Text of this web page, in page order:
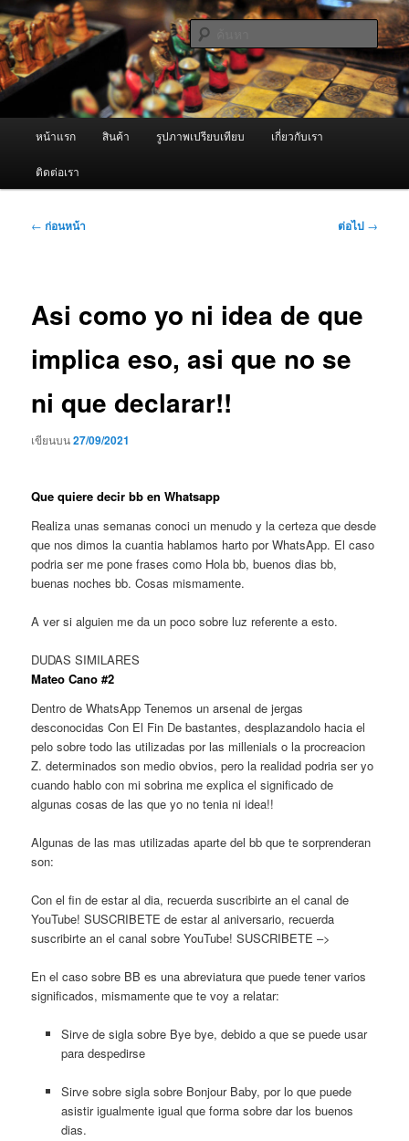
ข้าม
ไป
ยัง
เนื้อหา
หลัก ผู้นำเข้าเครื่องพ่นหมอกควัน Best
Fogger / Fogger One และ อะไหล่
จำหน่ายเครื่องพ่นหมอกควัน คุณภาพดี บริการด้วยความจริงใจ
ค้นหา
หน้าแรก สินค้า รูปภาพเปรียบเทียบ เกี่ยวกับเรา
ติดต่อเรา
เมนู
← ก่อนหน้า ต่อไป →
Asi­ como yo ni idea de que
implica eso, asi que no se
ni que declarar!!
เขียนบน27/09/2021
Que quiere decir bb en Whatsapp
Realiza unas semanas conoci un menudo y la certeza que desde
que nos dimos la cuanti­a hablamos harto por WhatsApp. El caso
podri­a ser me pone frases como Hola bb, buenos dias bb,
buenas noches bb. Cosas mismamente.
A ver si alguien me da un poco sobre luz referente a esto.
DUDAS SIMILARES
Mateo Cano #2
Dentro de WhatsApp Tenemos un arsenal de jergas
desconocidas Con El Fin De bastantes, desplazandolo hacia el
pelo sobre todo las utilizadas por las millenials o la procreacion
Z. determinados son medio obvios, pero la realidad podri­a ser yo
cuando hablo con mi sobrina me explica el significado de
algunas cosas de las que yo no tenia ni idea!!
Algunas de las mas utilizadas aparte del bb que te sorprenderan
son:
Con el fin de estar al dia, recuerda suscribirte an el canal de
YouTube! SUSCRIBETE de estar al aniversario, recuerda
suscribirte an el canal sobre YouTube! SUSCRIBETE –>
En el caso sobre BB es una abreviatura que puede tener varios
significados, mismamente que te voy a relatar:
Sirve de sigla sobre Bye bye, debido a que se puede usar
para despedirse
Sirve sobre sigla sobre Bonjour Baby, por lo que puede
asistir igualmente igual que forma sobre dar los buenos
dias.